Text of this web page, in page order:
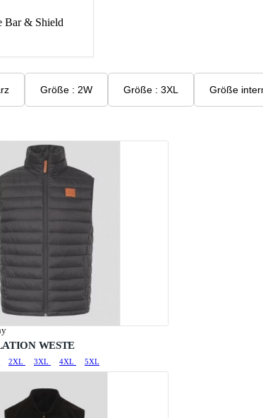
Bar & Shield
Größe : 2W Größe : 3XL
WESTE
2XL 3XL 4XL 5XL